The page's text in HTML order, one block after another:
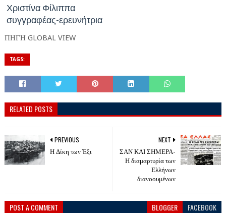
Χριστίνα Φίλιππα
συγγραφέας-ερευνήτρια
ΠΗΓΗ GLOBAL VIEW
TAGS:
RELATED POSTS
NEXT
ΣΑΝ ΚΑΙ ΣΗΜΕΡΑ-
Η διαμαρτυρία των
Ελλήνων
διανοουμένων
PREVIOUS
Η Δίκη των Έξι
POST A COMMENT BLOGGER FACEBOOK